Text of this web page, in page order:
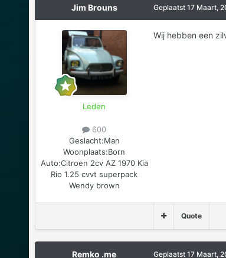
Jim Brouns
Leden
600
Geslacht:Man
Woonplaats:Born
Auto:Citroen 2cv AZ 1970 Kia
Rio 1.25 cvvt superpack
Wendy brown
Geplaatst 17 Maart,
Wij hebben een
Quote
Remko .me Geplaatst 17 Maart,